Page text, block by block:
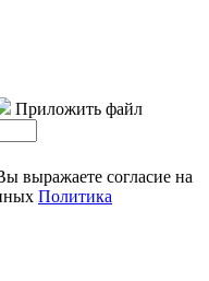
Приложить файл
выражаете согласие на
Политика